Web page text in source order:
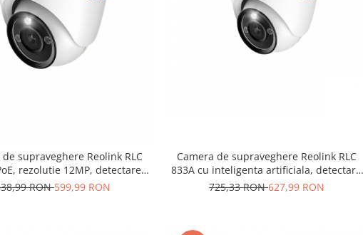
de supraveghere Reolink RLC
rezolutie 12MP, detectare
Vehicul, vedere nocturna color,
RON599,99 RON
Camera de supraveghere Reolink RLC
833A cu inteligenta artificiala, detectare
Persoana/Vehicul, zoom optic 3x,
725,33 RON627,99 RON